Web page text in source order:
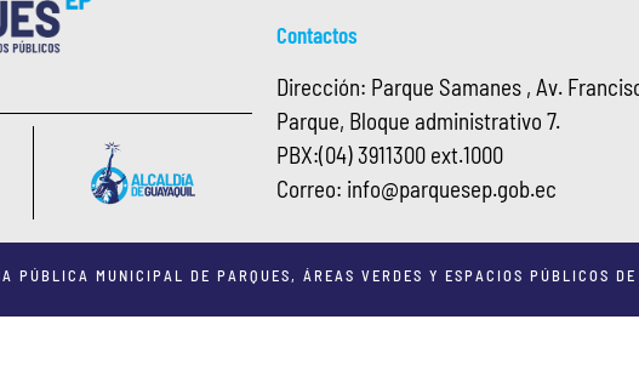
Contactos
Dirección: Parque Samanes , Av.
Parque, Bloque administrativo 7.
PBX:(04) 3911300 ext.1000
Correo: info@parquesep.gob.ec
PÚBLICA MUNICIPAL DE PARQUES, ÁREAS VERDES Y ESPACIOS PÚBLICOS